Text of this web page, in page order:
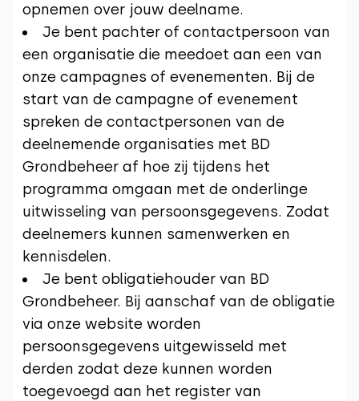
opnemen over jouw deelname.
Je bent pachter of contactpersoon van
een organisatie die meedoet aan een van
onze campagnes of evenementen. Bij de
start van de campagne of evenement
spreken de contactpersonen van de
deelnemende organisaties met BD
Grondbeheer af hoe zij tijdens het
programma omgaan met de onderlinge
uitwisseling van persoonsgegevens. Zodat
deelnemers kunnen samenwerken en
kennisdelen.
Je bent obligatiehouder van BD
Grondbeheer. Bij aanschaf van de obligatie
via onze website worden
persoonsgegevens uitgewisseld met
derden zodat deze kunnen worden
toegevoegd aan het register van